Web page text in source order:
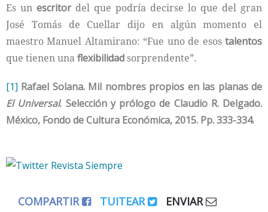
Es un escritordel que podría decirse lo que del gran
José Tomás de Cuellar dijo en algún momento el
maestro Manuel Altamirano: “Fue uno de esos talentos
que tienen unaflexibilidadsorprendente”.
[1] Rafael Solana. Mil nombres propios en las planas de
El Universal. Selección y prólogo de Claudio R. Delgado.
México, Fondo de Cultura Económica, 2015. Pp. 333-334.
COMPARTIR TUITEAR
ENVIAR